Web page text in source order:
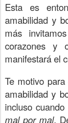
Esta es
amabilidad y
más
corazones y
manifestará el
Te motivo
amabilidad y
incluso
mal por mal.